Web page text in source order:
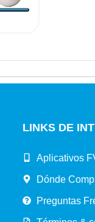
LINKS DE
Aplicativos
Dónde
Preguntas